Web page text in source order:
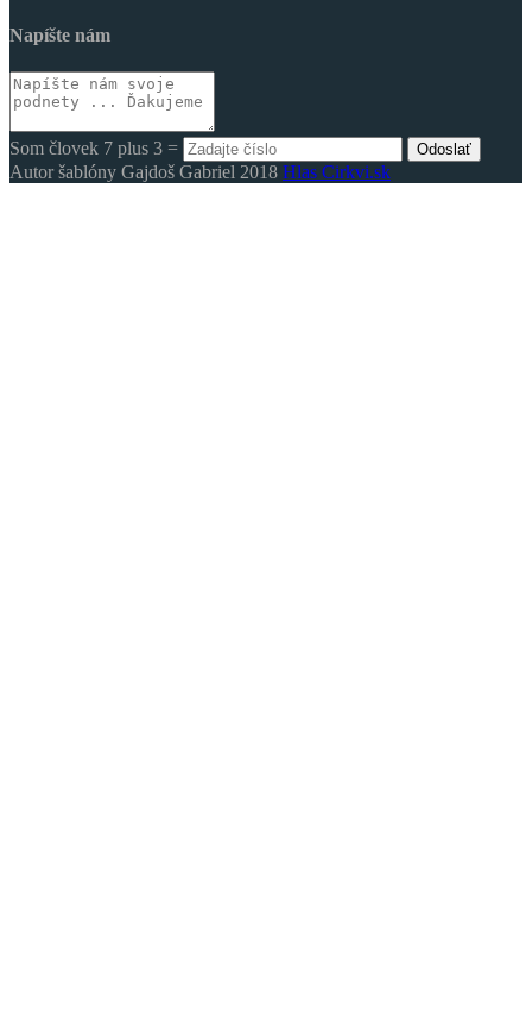
Napíšte nám
Som človek 7 plus 3 = Odoslať
Autor šablóny Gajdoš Gabriel 2018 Hlas Cirkvi.sk